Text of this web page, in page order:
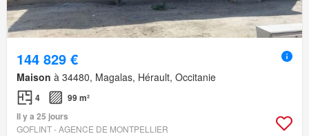
144 829 €
Maison à 34480, Magalas, Hérault, Occitanie
4
99 m²
Il y a 25 jours
GOFLINT - AGENCE DE MONTPELLIER